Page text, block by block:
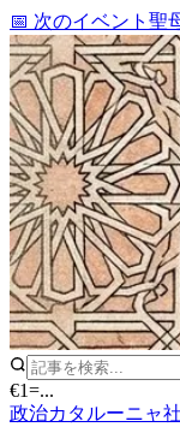
📅 次のイベント 聖
€1=...
政治カタルーニャ